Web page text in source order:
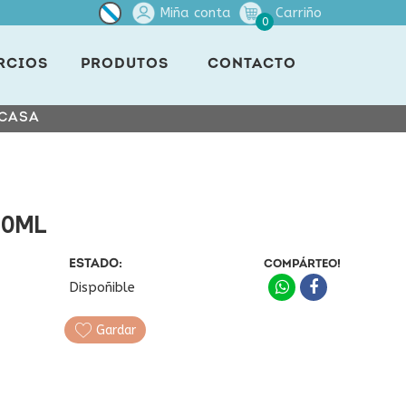
Miña conta
0
Carriño
PRODUTOS CONTACTO
ESTADO:
Dispoñible
COMPÁRTEO!
Gardar